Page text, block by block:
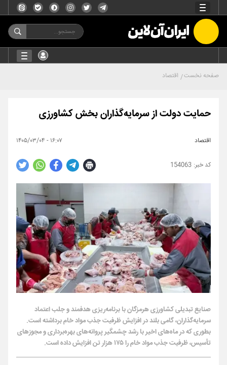
صفحه نخست اقتصاد
حمایت دولت از سرمایه‌گذاران بخش کشاورزی
اقتصاد ۱۶:۰۷ - ۱۴۰۵/۰۳/۰۴
154063
صنایع تبدیلی کشاورزی هرمزگان با برنامه‌ریزی هدفمند و جلب اعتماد
سرمایه‌گذاران، گامی بلند در افزایش ظرفیت جذب مواد خام برداشته است.
بطوری که در ماه‌های اخیر با رشد چشمگیر پروانه‌های بهره‌برداری و مجوزهای
تأسیس، ظرفیت جذب مواد خام را ۱۷۵ هزار تن افزایش داده است.